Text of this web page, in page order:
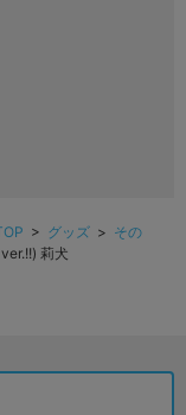
> グッズ > その
莉犬